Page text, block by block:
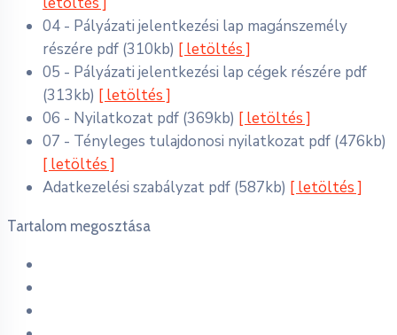
04 - Pályázati jelentkezési lap magánszemély
részére pdf (310kb) [ letöltés ]
05 - Pályázati jelentkezési lap cégek részére pdf
(313kb) [ letöltés ]
06 - Nyilatkozat pdf (369kb) [ letöltés ]
07 - Tényleges tulajdonosi nyilatkozat pdf (476kb)
[ letöltés ]
Adatkezelési szabályzat pdf (587kb) [ letöltés ]
Tartalom megosztása